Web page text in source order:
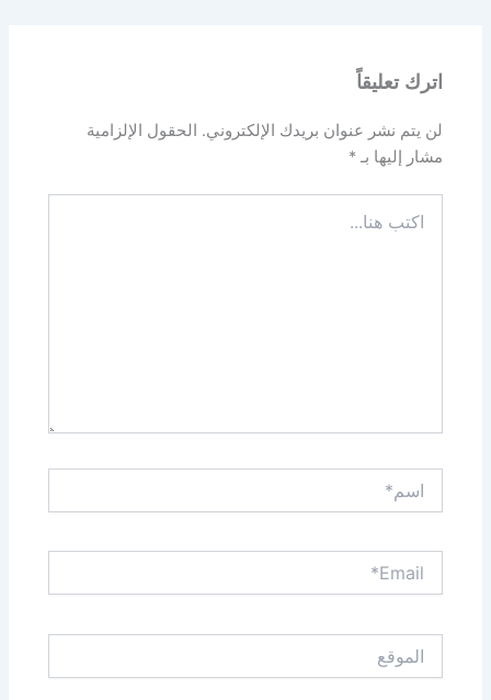
اترك تعليقاً
لن يتم نشر عنوان بريدك الإلكتروني. الحقول الإلزامية
مشار إليها بـ*
هنا...